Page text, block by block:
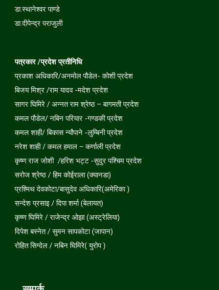
डा.स्थानेश्वर पाण्डे
डा.दीपेन्द्र पराजुली
पत्रकार /प्रदेश प्रतीनिधि
प्रकाश अधिकारि/अनमोल पौडेल- कोशी प्रदेश
बिजय मिश्र /राम यादव -मदेश प्रदेश
सागर घिमिरे / अन्नत राम श्रेष्ठ – बागमती प्रदेश
कमल पौडेल/ नबिन परियार -गण्डकी प्रदेश
कमल शाही/ बिकास न्यौपाने -लुम्बिनी प्रदेश
नरेश शाही / कमल हमाल – कर्णाली प्रदेश
कृष्ण राज जोशी /हरिश भट्ट -सुदुर पश्चिम प्रदेश
सरोज श्रेष्ठ / हिम कोईराला (क्यानडा)
प्रश्मिथ देवकोटा/बासुदेव अधिकारि(अमेरिका )
सन्देश प्रसाइ / दिपा शर्मा (बेलायत)
कृष्ण घिमिरे / राजेन्द्र ओझा (अस्ट्रेलिया)
दिपेश बस्नेत / सुमन सापकोटा (जापान)
रोहित सिग्देल / नबिन घिमिरे( युरोप )